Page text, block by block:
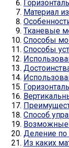
Материал
Тканевые
Способы
Способы
Способ
Возможные
Деление по
Из каких